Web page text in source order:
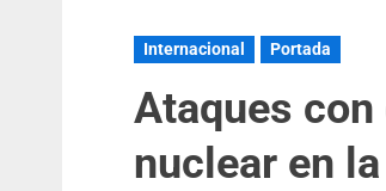
Internacional Portada
Ataques
nuclear en